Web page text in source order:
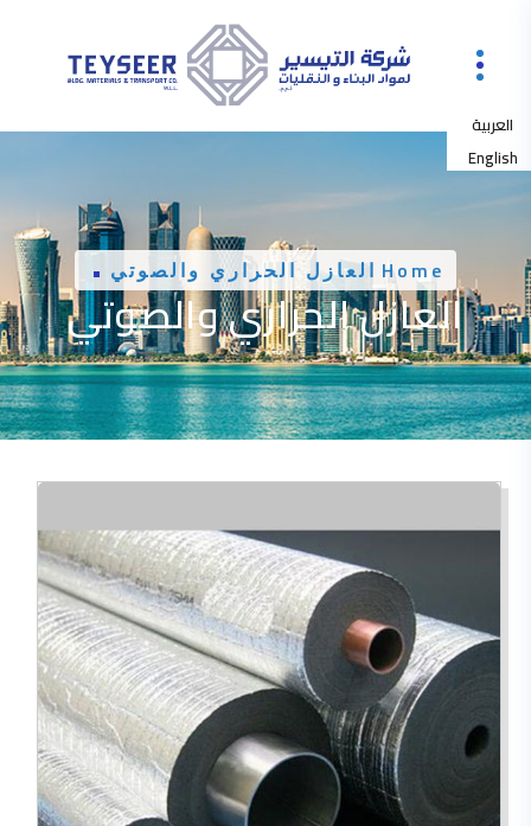
العربية
English
Home العازل الحراري والصوتي
العازل الحراري والصوتي